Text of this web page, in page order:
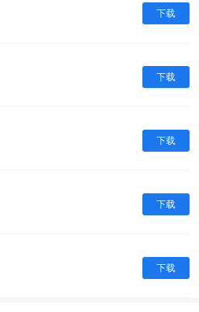
下载
下载
下载
下载
下载